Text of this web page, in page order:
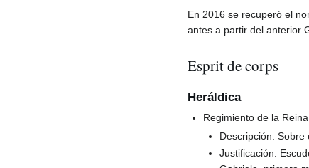
En 2016 se recuperó el
antes a partir del anterior
Esprit de corps
Heráldica
Regimiento de la
Descripción:
Justificación: